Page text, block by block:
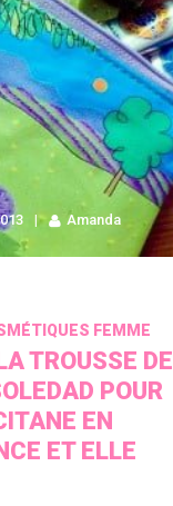
Amanda
FEMME
TROUSSE DE
POUR
EN
ET ELLE